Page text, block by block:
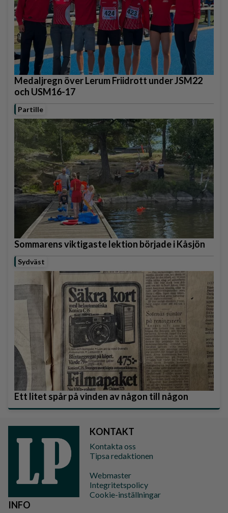
Medaljregn över Lerum Friidrott under JSM22
och USM16-17
Partille
Sommarens viktigaste lektion började i Kåsjön
Sydväst
Ett litet spår på vinden av någon till någon
KONTAKT
Kontakta oss
Tipsa redaktionen
Webmaster
Integritetspolicy
Cookie-inställningar
INFO